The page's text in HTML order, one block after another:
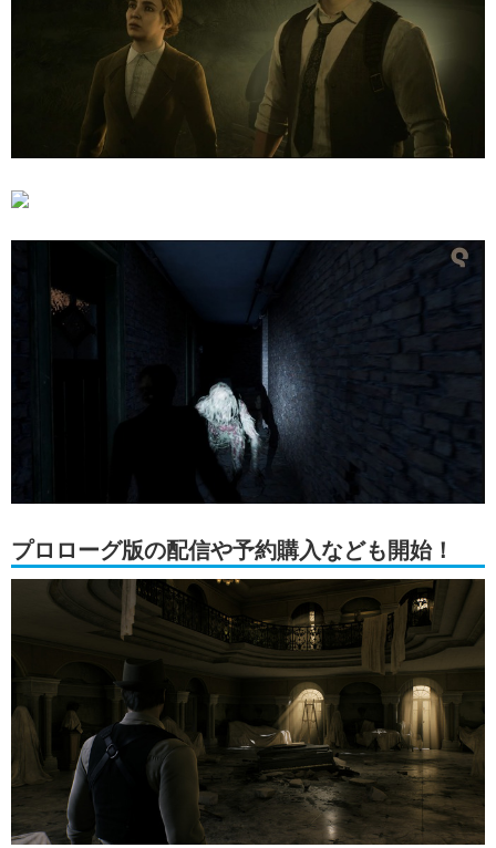
プロローグ版の配信や予約購入なども開始！